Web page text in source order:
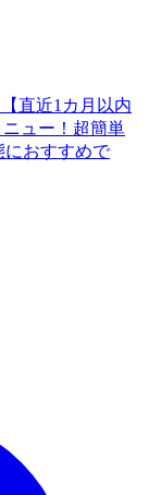
直近1カ月以内
ュー！超簡単
におすすめで